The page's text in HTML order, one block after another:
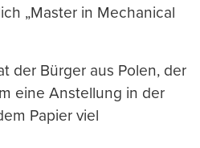
„Master in Mechanical
der Bürger aus Polen, der
eine Anstellung in der
Papier viel